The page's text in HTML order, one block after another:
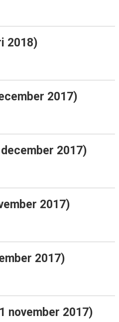
2018)
2017)
2017)
2017)
2017)
november 2017)